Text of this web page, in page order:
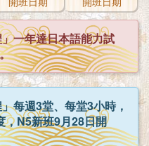
一年達日本語能力試
每週3堂、每堂3小時，
，N5新班9月28日開